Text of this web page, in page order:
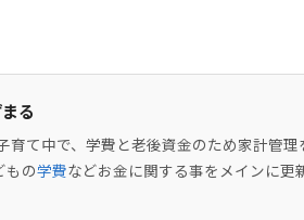
る
育て中で、学費と老後資金のため家計管理
もの学費などお金に関する事をメインに更